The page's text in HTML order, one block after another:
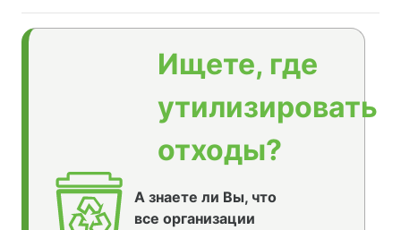
Ищете, где
утилизировать
отходы?
А знаете ли Вы, что
все организации